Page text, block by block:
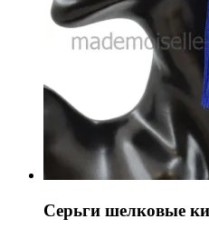
Серьги шелковые